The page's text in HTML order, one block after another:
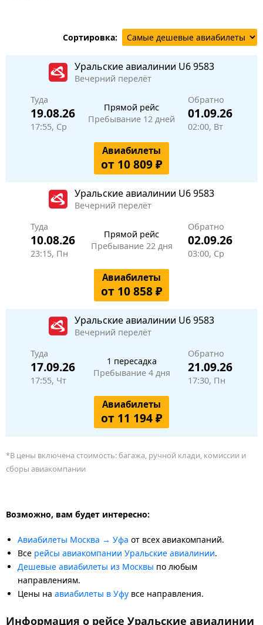
Сортировка:
Уральские авиалинии U6 9583
Вечерний перелёт
Туда
19.08.26
17:55, Ср
Прямой рейс
Пребывание 12 дней
Обратно
01.09.26
02:00, Вт
Авиабилеты
от 10 809 ₽
Уральские авиалинии U6 9583
Вечерний перелёт
Туда
10.08.26
23:15, Пн
Прямой рейс
Пребывание 22 дня
Обратно
02.09.26
03:00, Ср
Авиабилеты
от 10 858 ₽
Уральские авиалинии U6 9583
Вечерний перелёт
Туда
17.09.26
17:55, Чт
1 пересадка
Пребывание 4 дня
Обратно
21.09.26
17:30, Пн
Авиабилеты
от 11 194 ₽
*В цены включена стоимость: багажа, ручной клади, комиссии и
сборы авиакомпании
Возможно, вам будет интересно:
Авиабилеты Москва → Уфа от всех авиакомпаний.
Все рейсы авиакомпании Уральские авиалинии.
Дешевые авиабилеты из Москвы по любым
направлениям.
Цены на авиабилеты в Уфу все направления.
Информация о рейсе Уральские авиалинии